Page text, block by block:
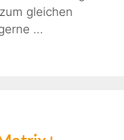
gleichen
…